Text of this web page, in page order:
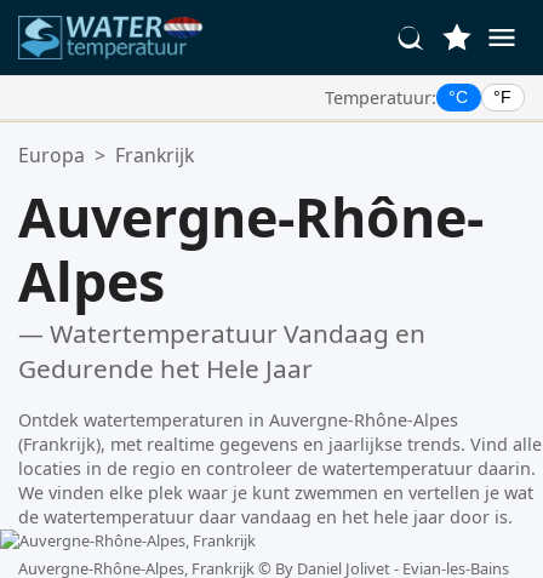
Temperatuur: °C °F
Uw Favoriete Locaties:
Europa > Frankrijk
Auvergne-Rhône-
Alpes
— Watertemperatuur Vandaag en
Gedurende het Hele Jaar
Ontdek watertemperaturen in Auvergne-Rhône-Alpes
(Frankrijk), met realtime gegevens en jaarlijkse trends. Vind alle
locaties in de regio en controleer de watertemperatuur daarin.
We vinden elke plek waar je kunt zwemmen en vertellen je wat
de watertemperatuur daar vandaag en het hele jaar door is.
Auvergne-Rhône-Alpes, Frankrijk © By Daniel Jolivet - Evian-les-Bains